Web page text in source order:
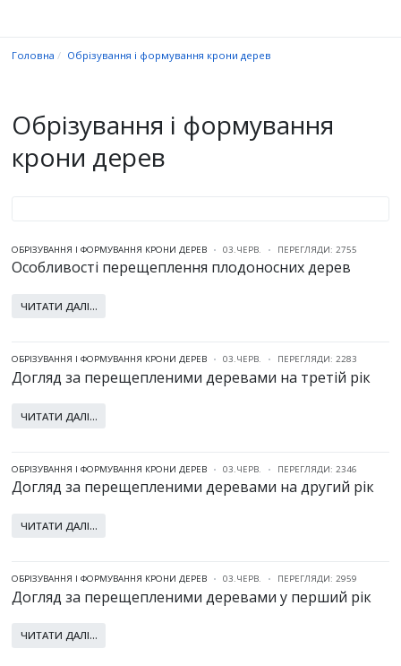
Головна Обрізування і формування крони дерев
Обрізування і формування
крони дерев
ОБРІЗУВАННЯ І ФОРМУВАННЯ КРОНИ ДЕРЕВ 03.ЧЕРВ. ПЕРЕГЛЯДИ: 2755
Особливості перещеплення плодоносних дерев
ЧИТАТИ ДАЛІ...
ОБРІЗУВАННЯ І ФОРМУВАННЯ КРОНИ ДЕРЕВ 03.ЧЕРВ. ПЕРЕГЛЯДИ: 2283
Догляд за перещепленими деревами на третій рік
ЧИТАТИ ДАЛІ...
ОБРІЗУВАННЯ І ФОРМУВАННЯ КРОНИ ДЕРЕВ 03.ЧЕРВ. ПЕРЕГЛЯДИ: 2346
Догляд за перещепленими деревами на другий рік
ЧИТАТИ ДАЛІ...
ОБРІЗУВАННЯ І ФОРМУВАННЯ КРОНИ ДЕРЕВ 03.ЧЕРВ. ПЕРЕГЛЯДИ: 2959
Догляд за перещепленими деревами у перший рік
ЧИТАТИ ДАЛІ...